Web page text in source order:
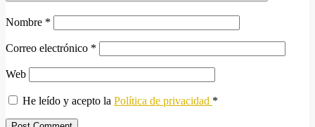
Nombre *
Correo electrónico *
Web
He leído y acepto la Política de privacidad *